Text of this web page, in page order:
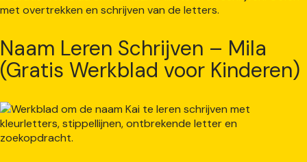
Naam Leren Schrijven – Mila
(Gratis Werkblad voor Kinderen)